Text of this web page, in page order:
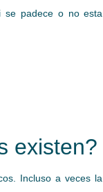
se padece o no esta
existen?
Incluso a veces la